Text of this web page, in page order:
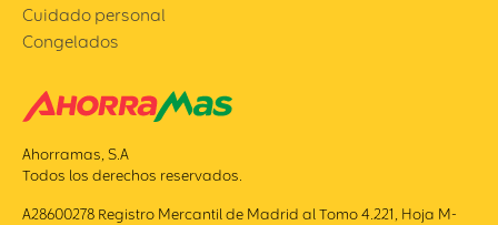
Cuidado personal
Congelados
Ahorramas, S.A
Todos los derechos reservados.
A28600278 Registro Mercantil de Madrid al Tomo 4.221, Hoja M-